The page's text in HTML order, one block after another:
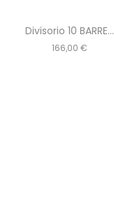
Divisorio 10 BARRE...
Prezzo
166,00 €